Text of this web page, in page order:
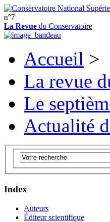
n°7
La Revue du Conservatoire
Accueil >
La revue
Le
Actualité
Index
Auteurs
Éditeur scientifique